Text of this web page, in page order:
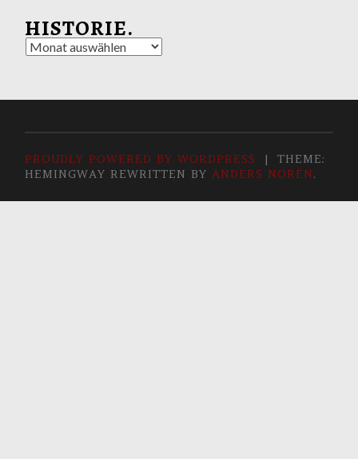
HISTORIE.
Historie.
PROUDLY POWERED BY WORDPRESS |
THEME:
HEMINGWAY REWRITTEN BYANDERS NORÉN.